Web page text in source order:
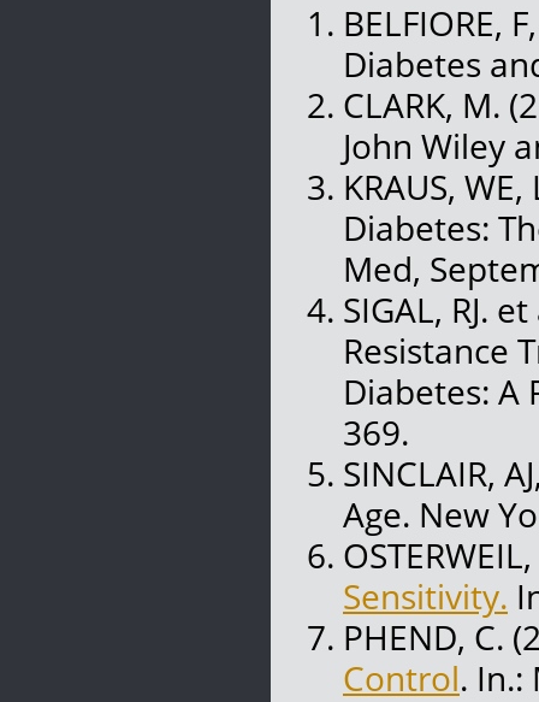
BELFIORE,
Diabetes
CLARK, M.
John Wiley
KRAUS,
Diabetes:
Med,
SIGAL, RJ.
Resistance
Diabetes: A
369.
SINCLAIR,
Age. New
Sensitivity.
PHEND, C.
Control. In.: